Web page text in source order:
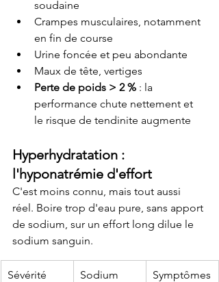
soudaine
Crampes musculaires, notamment
en fin de course
Urine foncée et peu abondante
Maux de tête, vertiges
Perte de poids > 2 % : la
performance chute nettement et
le risque de tendinite augmente
Hyperhydratation :
l'hyponatrémie d'effort
C'est moins connu, mais tout aussi
réel. Boire trop d'eau pure, sans apport
de sodium, sur un effort long dilue le
sodium sanguin.
Sévérité
Sodium
Symptômes